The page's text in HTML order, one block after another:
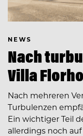
NEWS
Nach
Villa
Nach mehreren
Turbulenzen
Ein wichtiger Teil
allerdings noch